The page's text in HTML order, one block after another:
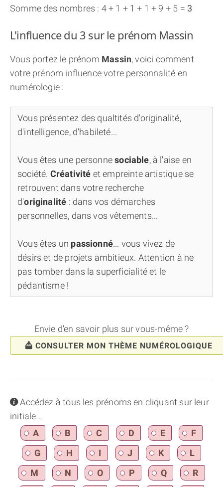
Somme des nombres : 4 + 1 + 1 + 1 + 9 + 5 = 3
L'influence du 3 sur le prénom Massin
Vous portez le prénom Massin, voici comment
votre prénom influence votre personnalité en
numérologie :
Vous présentez des qualtités d'originalité,
d'intelligence, d'habileté...
Vous êtes une personnesociable, à l'aise en
société. Créativité et empreinte artistique se
retrouvent dans votre recherche
d'originalité : dans vos démarches
personnelles, dans vos vêtements...
Vous êtes un passionné... vous vivez de
désirs et de projets ambitieux. Attention à ne
pas tomber dans la superficialité et le
pédantisme !
Envie d'en savoir plus sur vous-même ?
CONSULTER MON THÈME NUMÉROLOGIQUE
infoAccédez à tous les prénoms en cliquant sur leur
initiale...
A
B C D E
F
G
H I J K
L
M
N O P Q
R